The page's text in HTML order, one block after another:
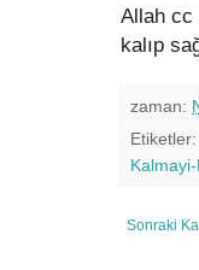
Allah cc
kalıp
zaman:
Etiketler:
Sonraki